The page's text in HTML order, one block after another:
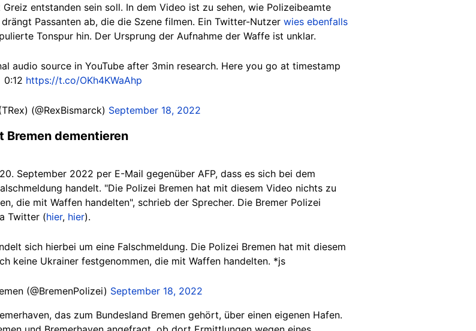
entstanden sein soll. In dem Video ist zu sehen, wie Polizeibeamte
Passanten ab, die die Szene filmen. Ein Twitter-Nutzer wies ebenfalls
Tonspur hin. Der Ursprung der Aufnahme der Waffe ist unklar.
audio source in YouTube after 3min research. Here you go at timestamp
0:12 https://t.co/OKh4KWaAhp
(@RexBismarck) September 18, 2022
Bremen dementieren
September 2022 per E-Mail gegenüber AFP, dass es sich bei dem
handelt. "Die Polizei Bremen hat mit diesem Video nichts zu
die mit Waffen handelten", schrieb der Sprecher. Die Bremer Polizei
Twitter (hier, hier).
sich hierbei um eine Falschmeldung. Die Polizei Bremen hat mit diesem
keine Ukrainer festgenommen, die mit Waffen handelten. *js
(@BremenPolizei) September 18, 2022
das zum Bundesland Bremen gehört, über einen eigenen Hafen.